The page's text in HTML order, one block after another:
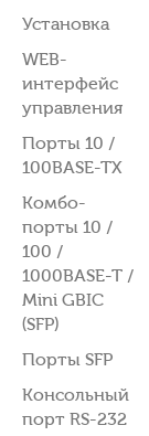
Установка
WEB-
интерфейс
управления
Порты 10 /
100BASE-TX
Комбо-
порты 10 /
100 /
1000BASE-T /
Mini GBIC
(SFP)
Порты SFP
Консольный
порт RS-232